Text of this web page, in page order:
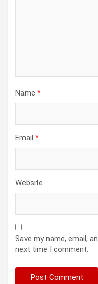
Name *
Email *
Website
Save my name, email,
next time I comment.